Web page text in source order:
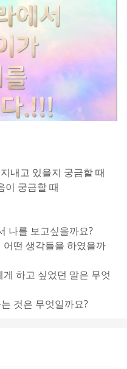
내고 있을지 궁금할 때
이 궁금할 때
나를 보고싶을까요?
어떤 생각들을 하였을까
하고 싶었던 말은 무엇
것은 무엇일까요?